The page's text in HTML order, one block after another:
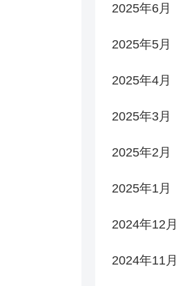
2025年6月
2025年5月
2025年4月
2025年3月
2025年2月
2025年1月
2024年12月
2024年11月